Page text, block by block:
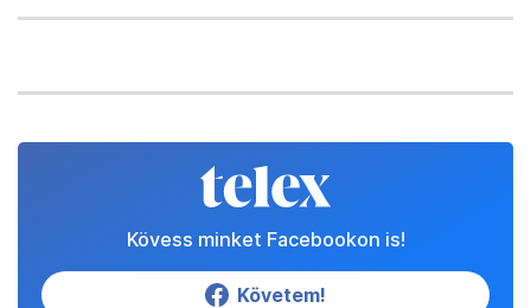
Kövess minket Facebookon is!
Követem!